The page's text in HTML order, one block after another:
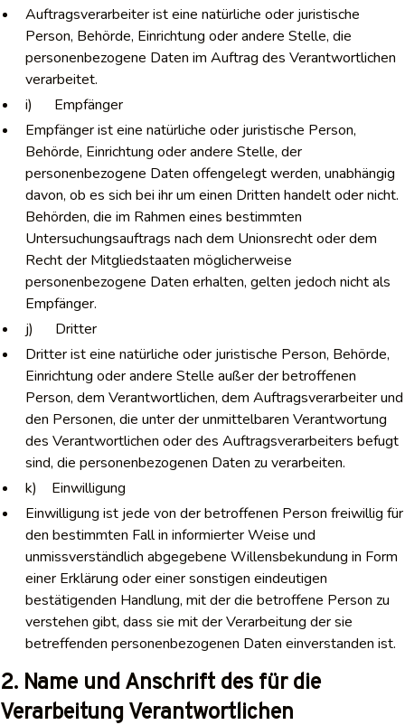
Auftragsverarbeiter ist eine natürliche oder juristische
Person, Behörde, Einrichtung oder andere Stelle, die
personenbezogene Daten im Auftrag des Verantwortlichen
verarbeitet.
i) Empfänger
Empfänger ist eine natürliche oder juristische Person,
Behörde, Einrichtung oder andere Stelle, der
personenbezogene Daten offengelegt werden, unabhängig
davon, ob es sich bei ihr um einen Dritten handelt oder nicht.
Behörden, die im Rahmen eines bestimmten
Untersuchungsauftrags nach dem Unionsrecht oder dem
Recht der Mitgliedstaaten möglicherweise
personenbezogene Daten erhalten, gelten jedoch nicht als
Empfänger.
j) Dritter
Dritter ist eine natürliche oder juristische Person, Behörde,
Einrichtung oder andere Stelle außer der betroffenen
Person, dem Verantwortlichen, dem Auftragsverarbeiter und
den Personen, die unter der unmittelbaren Verantwortung
des Verantwortlichen oder des Auftragsverarbeiters befugt
sind, die personenbezogenen Daten zu verarbeiten.
k) Einwilligung
Einwilligung ist jede von der betroffenen Person freiwillig für
den bestimmten Fall in informierter Weise und
unmissverständlich abgegebene Willensbekundung in Form
einer Erklärung oder einer sonstigen eindeutigen
bestätigenden Handlung, mit der die betroffene Person zu
verstehen gibt, dass sie mit der Verarbeitung der sie
betreffenden personenbezogenen Daten einverstanden ist.
2. Name und Anschrift des für die
Verarbeitung Verantwortlichen